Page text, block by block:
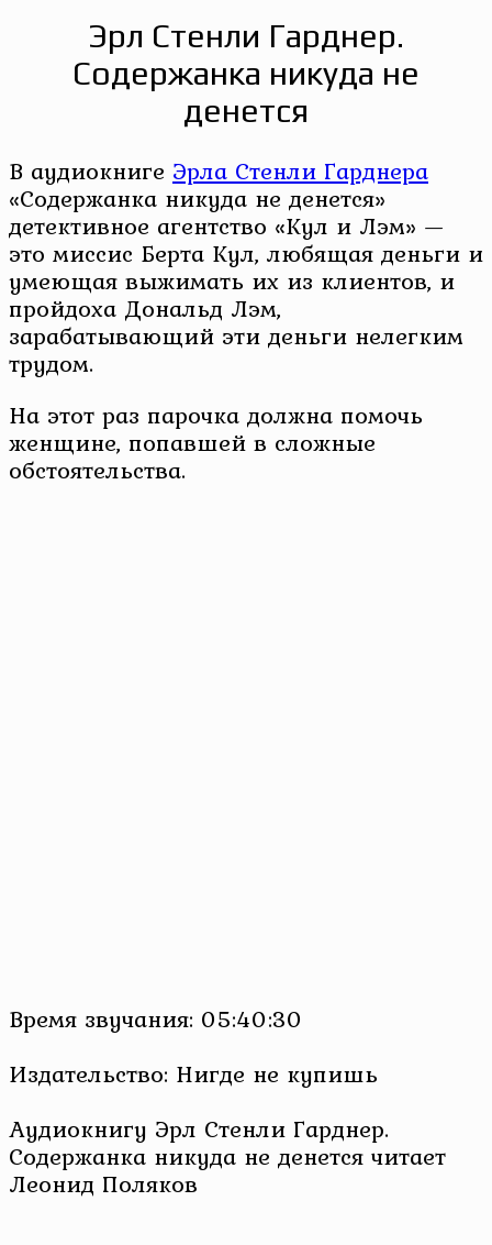
Эрл Стенли Гарднер.
Содержанка никуда не
денется
В аудиокниге Эрла Стенли Гарднера
«Содержанка никуда не денется»
детективное агентство «Кул и Лэм» —
это миссис Берта Кул, любящая деньги и
умеющая выжимать их из клиентов, и
пройдоха Дональд Лэм,
зарабатывающий эти деньги нелегким
трудом.
На этот раз парочка должна помочь
женщине, попавшей в сложные
обстоятельства.
Время звучания: 05:40:30
Издательство: Нигде не купишь
Аудиокнигу Эрл Стенли Гарднер.
Содержанка никуда не денется читает
Леонид Поляков